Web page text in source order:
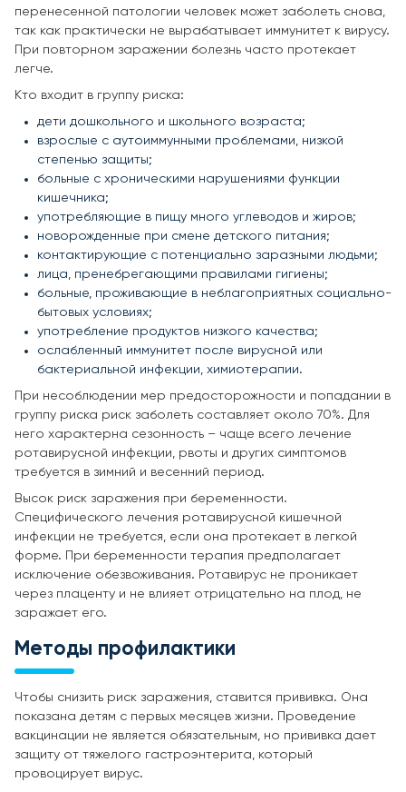
перенесенной патологии человек может заболеть снова,
так как практически не вырабатывает иммунитет к вирусу.
При повторном заражении болезнь часто протекает
легче.
Кто входит в группу риска:
дети дошкольного и школьного возраста;
взрослые с аутоиммунными проблемами, низкой
степенью защиты;
больные с хроническими нарушениями функции
кишечника;
употребляющие в пищу много углеводов и жиров;
новорожденные при смене детского питания;
контактирующие с потенциально заразными людьми;
лица, пренебрегающими правилами гигиены;
больные, проживающие в неблагоприятных социально-
бытовых условиях;
употребление продуктов низкого качества;
ослабленный иммунитет после вирусной или
бактериальной инфекции, химиотерапии.
При несоблюдении мер предосторожности и попадании в
группу риска риск заболеть составляет около 70%. Для
него характерна сезонность – чаще всего лечение
ротавирусной инфекции, рвоты и других симптомов
требуется в зимний и весенний период.
Высок риск заражения при беременности.
Специфического лечения ротавирусной кишечной
инфекции не требуется, если она протекает в легкой
форме. При беременности терапия предполагает
исключение обезвоживания. Ротавирус не проникает
через плаценту и не влияет отрицательно на плод, не
заражает его.
Методы профилактики
Чтобы снизить риск заражения, ставится прививка. Она
показана детям с первых месяцев жизни. Проведение
вакцинации не является обязательным, но прививка дает
защиту от тяжелого гастроэнтерита, который
провоцирует вирус.